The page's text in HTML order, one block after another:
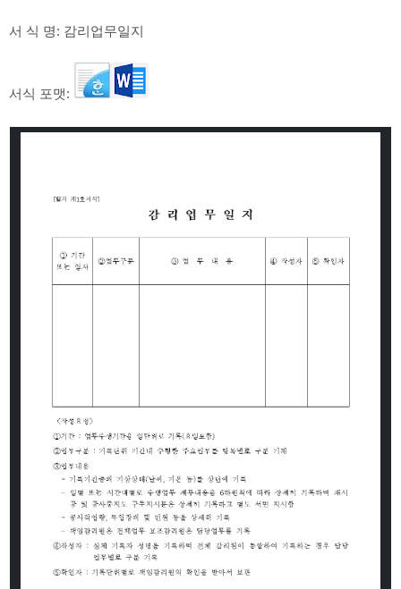
서 식 명: 감리업무일지
서식 포맷: